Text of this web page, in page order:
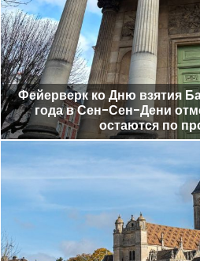
Фейерверк ко Дню взятия
года в Сен-Сен-Дени
остаются по